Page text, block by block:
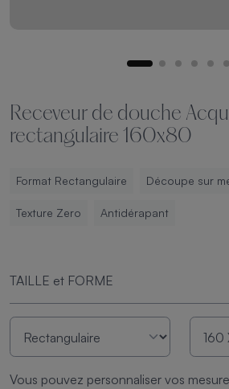
Receveur de douche
rectangulaire 160x80
Format Rectangulaire Découpe sur
Texture Zero Antidérapant
TAILLE et FORME
Vous pouvez personnaliser vos